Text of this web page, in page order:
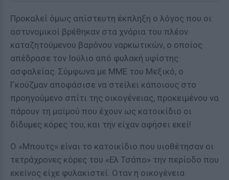
Προκαλεί όμως απίστευτη έκπληξη ο λόγος που οι
αστυνομικοί βρέθηκαν στα χνάρια του πλέον
καταζητούμενου βαρόνου ναρκωτικών, ο οποίος
απέδρασε τον Ιούλιο από φυλακή υψίστης
ασφαλείας. Σύμφωνα με ΜΜΕ του Μεξικό, ο
Γκούζμαν αποφάσισε να στείλει κάποιους στο
προηγούμενο σπίτι της οικογένειας, προκειμένου να
πάρουν τη μαϊμού που έχουν ως κατοικίδιο οι
δίδυμες κόρες του, και την είχαν αφήσει εκεί!
Ο «Μπουτς» είναι το κατοικίδιο που υιοθέτησαν οι
τετράχρονες κόρες του «Ελ Τσάπο» την περίοδο που
εκείνος είχε φυλακιστεί. Οταν η οικογένεια